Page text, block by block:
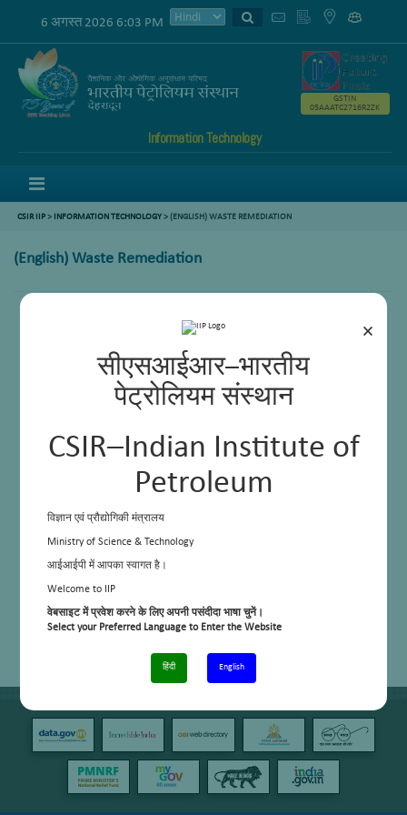
×
सीएसआईआर–भारतीय
पेट्रोलियम संस्थान
CSIR–Indian Institute of
Petroleum
विज्ञान एवं प्रौद्योगिकी मंत्रालय
Ministry of Science & Technology
आईआईपी में आपका स्वागत है।
Welcome to IIP
वेबसाइट में प्रवेश करने के लिए अपनी पसंदीदा भाषा चुनें।
Select your Preferred Language to Enter the Website
हिंदी English
6 अगस्त 2026 6:03 PM
Information Technology
GSTIN
05AAATC2716R2ZK
CSIR IIP> INFORMATION TECHNOLOGY> (ENGLISH) WASTE REMEDIATION
(English) Waste Remediation